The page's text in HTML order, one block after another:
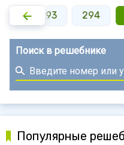
293 294
Поиск в решебнике
Популярные